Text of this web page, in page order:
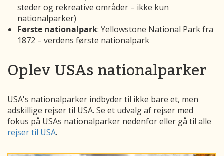
steder og rekreative områder – ikke kun
nationalparker)
Første nationalpark: Yellowstone National Park fra
1872 – verdens første nationalpark
Oplev USAs nationalparker
USA's nationalparker indbyder til ikke bare et, men
adskillige rejser til USA. Se et udvalg af rejser med
fokus på USAs nationalparker nedenfor eller gå til alle
rejser til USA.